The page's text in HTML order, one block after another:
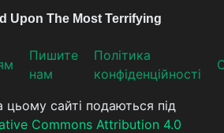
Пишите
нам
Політика
конфіденційності
цьому сайті подаються під
Commons Attribution 4.0